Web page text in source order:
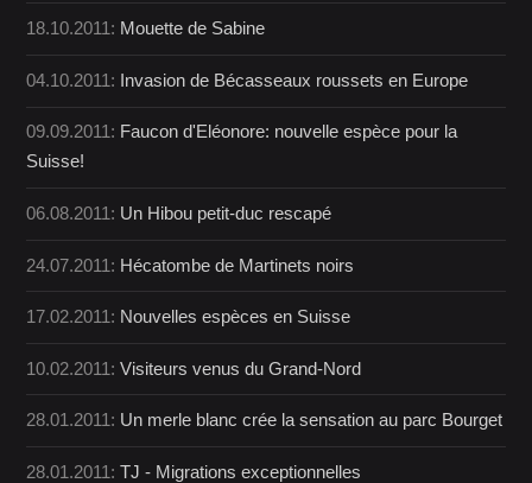
18.10.2011: Mouette de Sabine
04.10.2011: Invasion de Bécasseaux roussets en Europe
09.09.2011: Faucon d'Eléonore: nouvelle espèce pour la
Suisse!
06.08.2011: Un Hibou petit-duc rescapé
24.07.2011: Hécatombe de Martinets noirs
17.02.2011: Nouvelles espèces en Suisse
10.02.2011:Visiteurs venus du Grand-Nord
28.01.2011: Un merle blanc crée la sensation au parc Bourget
28.01.2011:TJ - Migrations exceptionnelles